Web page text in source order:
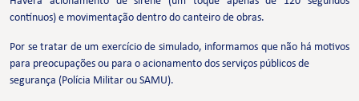
contínuos) e movimentação dentro do canteiro de obras.
Por se tratar de um exercício de simulado, informamos que não há motivos
para preocupações ou para o acionamento dos serviços públicos de
segurança (Polícia Militar ou SAMU).